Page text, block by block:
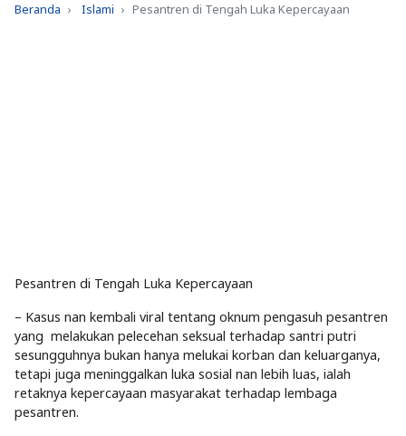
Beranda Islami Pesantren di Tengah Luka Kepercayaan
Pesantren di Tengah Luka Kepercayaan
– Kasus nan kembali viral tentang oknum pengasuh pesantren
yang melakukan pelecehan seksual terhadap santri putri
sesungguhnya bukan hanya melukai korban dan keluarganya,
tetapi juga meninggalkan luka sosial nan lebih luas, ialah
retaknya kepercayaan masyarakat terhadap lembaga
pesantren.